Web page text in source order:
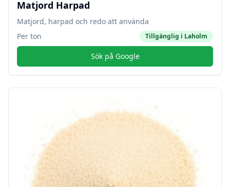
Matjord Harpad
Matjord, harpad och redo att använda
Per ton
Tillgänglig i Laholm
Sök på Google